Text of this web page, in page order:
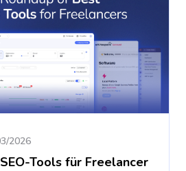
2026
Tools für Freelancer